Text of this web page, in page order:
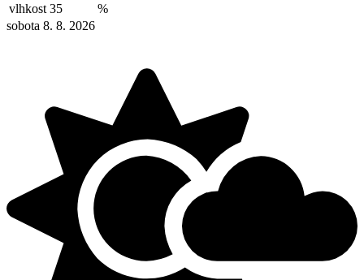
vlhkost 35
%
sobota 8. 8. 2026